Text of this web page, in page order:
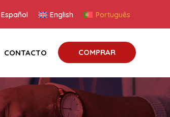
Español English Português
CONTACTO COMPRAR